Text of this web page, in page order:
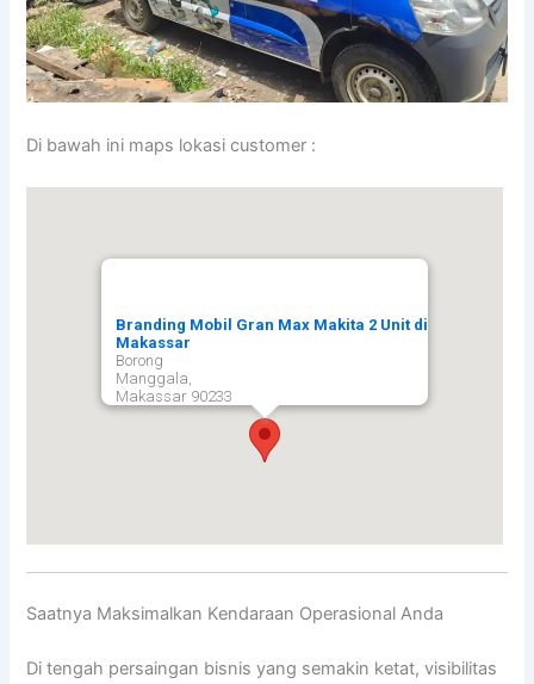
Di bawah ini maps lokasi customer :
Branding Mobil Gran Max Makita 2 Unit di
Makassar
Borong
Manggala,
Makassar 90233
Saatnya Maksimalkan Kendaraan Operasional Anda
Di tengah persaingan bisnis yang semakin ketat, visibilitas